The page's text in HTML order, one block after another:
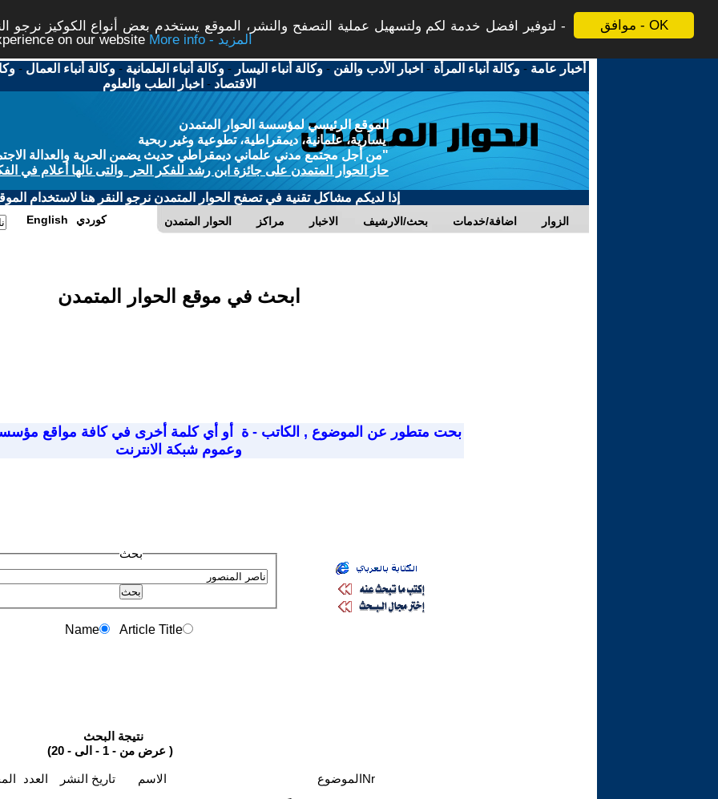
موافق - OK
لتوفير افضل خدمة لكم ولتسهيل عملية التصفح والنشر، الموقع يستخدم بعض أنواع الكوكيز نرجو
on our website
More info - المزيد
أخبار عامة -وكالة أنباء المرأة - اخبار الأدب والفن -وكالة أنباء اليسار -وكالة أنباء العلمانية -وكالة أنباء العمال -
الاقتصاد - اخبار الطب والعلوم
الموقع الرئيسي لمؤسسة الحوار المتمدن
يسارية، علمانية، ديمقراطية، تطوعية وغير ربحية
"من أجل مجتمع مدني علماني ديمقراطي حديث يضمن الحرية والعدالة
حاز الحوار المتمدن على جائزة ابن رشد للفكر الحر والتى نالها أعلام في
إذا لديكم مشاكل تقنية في تصفح الحوار المتمدن نرجو النقر هنا لاستخدام
الحوار المتمدن مراكز الاخبار بحث/الارشيف اضافة/خدمات الزوار English كوردي
ابحث في موقع الحوار المتمدن
بحت متطور عن الموضوع , الكاتب - ة
أو أي كلمة أخرى في كافة مواقع
وعموم شبكة الانترنت
بحث
Name Article Title
نتيجة البحث
(عرض من - 1 - الى - 20 )
العدد تاريخ النشر الاسم الموضوعNr